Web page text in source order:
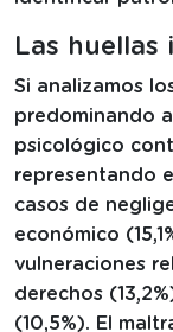
Las
Si analizamos
predominando
psicológico
representando
casos de
económico
vulneraciones
derechos
(10,5%). El